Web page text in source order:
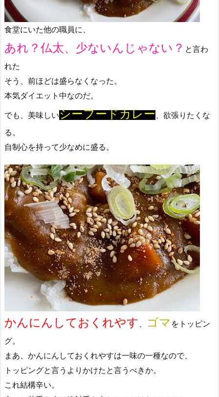
食堂にいた他の職員に、
あれ？仏太、少ないんじゃない？ と言わ
れた
そう、前ほどは盛らなくなった。
本気ダイエット中なのだ。
でも、美味しいシーフードカレー 、欲張りたくな
る。
自制心を持って少なめに盛る。
かんにんしておくれやす ゴマ をトッピン
グ。
まあ、かんにんしておくれやすは一味の一種なので、
トッピングと言うよりかけたと言うべきか。
これ結構辛い。